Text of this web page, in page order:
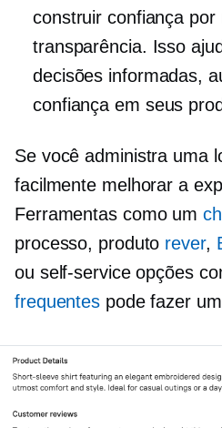
construir confiança por
transparência. Isso
decisões informadas,
confiança em seus
Se você administra uma
facilmente melhorar a
Ferramentas como um
processo, produto rever,
ou self-serviceopções
frequentes pode fazer